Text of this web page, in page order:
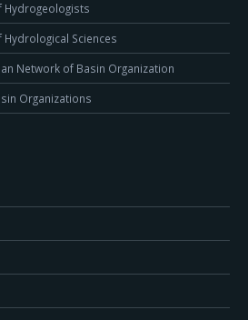
Hydrogeologists
Sciences
Network of Basin Organization
Organizations